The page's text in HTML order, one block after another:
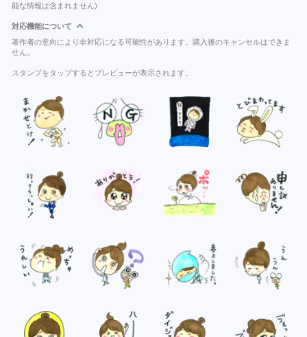
能な情報は含まれません)
対応機能について
著作者の意向により非対応になる可能性があります。購入後のキャンセルはできま
せん。
スタンプをタップするとプレビューが表示されます。